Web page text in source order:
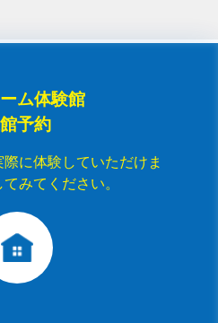
ム体験館
予約
に体験していただけま
みてください。